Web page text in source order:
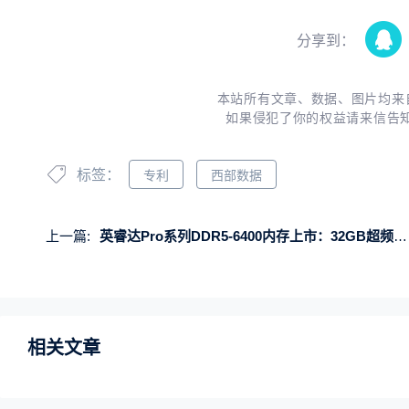
分享到：
本站所有文章、数据、图片均
如果侵犯了你的权益请来信告
标签： 专利 西部数据
上一篇: 英睿达Pro系列DDR5-6400内存上市：32GB超频套装首发799元
相关文章